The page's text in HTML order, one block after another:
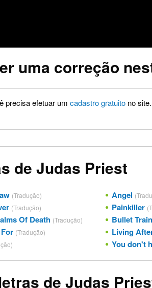
uma correção
precisa efetuar um cadastro gratuito no
de Judas Priest
(Tradução) Angel
(Tradução) Painkiller
Of Death (Tradução) Bullet Train
(Tradução) Living
You don't
de Judas